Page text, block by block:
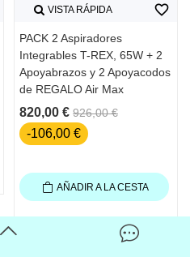
VISTA RÁPIDA
PACK 2 Aspiradores
Integrables T-REX, 65W + 2
Apoyabrazos y 2 Apoyacodos
de REGALO Air Max
820,00 € 926,00 €
-106,00 €
favorite_border
AÑADIR A LA CESTA